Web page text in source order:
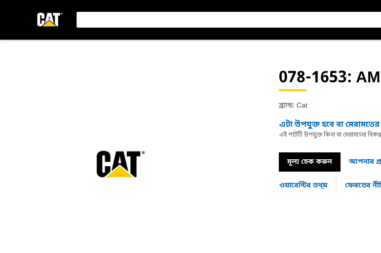
078-1653:
ব্র্যান্ড: Cat
এটা উপযুক্ত হবে বা
এই পার্টটি উপযুক্ত কিনা বা মেরামতের
মূল্য চেক করুন আপনার
ওয়ারেন্টির তথ্য় ফেরতের